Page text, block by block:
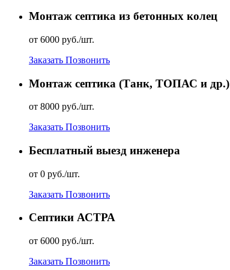
Монтаж септика из бетонных колец
от 6000 руб./шт.
Заказать Позвонить
Монтаж септика (Танк, ТОПАС и др.)
от 8000 руб./шт.
Заказать Позвонить
Бесплатный выезд инженера
от 0 руб./шт.
Заказать Позвонить
Септики АСТРА
от 6000 руб./шт.
Заказать Позвонить